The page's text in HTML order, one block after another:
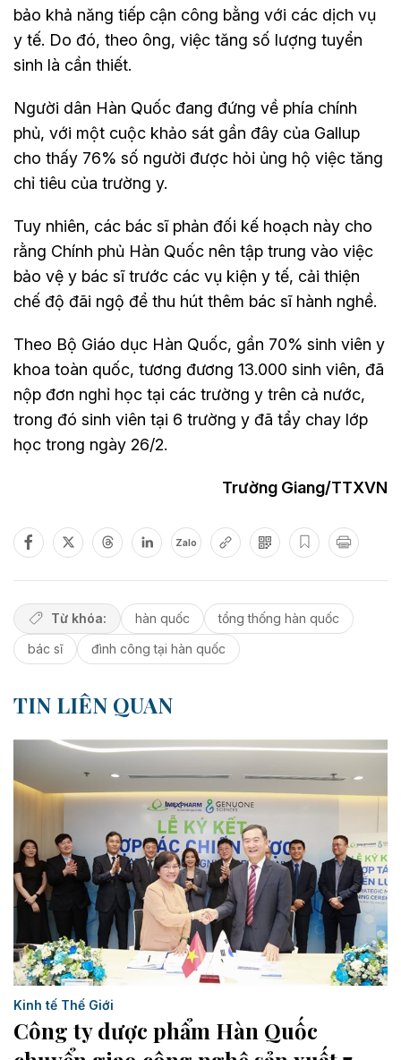
bảo khả năng tiếp cận công bằng với các dịch vụ
y tế. Do đó, theo ông, việc tăng số lượng tuyển
sinh là cần thiết.
Người dân Hàn Quốc đang đứng về phía chính
phủ, với một cuộc khảo sát gần đây của Gallup
cho thấy 76% số người được hỏi ủng hộ việc tăng
chỉ tiêu của trường y.
Tuy nhiên, các bác sĩ phản đối kế hoạch này cho
rằng Chính phủ Hàn Quốc nên tập trung vào việc
bảo vệ y bác sĩ trước các vụ kiện y tế, cải thiện
chế độ đãi ngộ để thu hút thêm bác sĩ hành nghề.
Theo Bộ Giáo dục Hàn Quốc, gần 70% sinh viên y
khoa toàn quốc, tương đương 13.000 sinh viên, đã
nộp đơn nghỉ học tại các trường y trên cả nước,
trong đó sinh viên tại 6 trường y đã tẩy chay lớp
học trong ngày 26/2.
Trường Giang/TTXVN
Zalo
Từ khóa: hàn quốc
tổng thống hàn quốc
bác sĩ
đình công tại hàn quốc
TIN LIÊN QUAN
Kinh tế Thế Giới
Công ty dược phẩm Hàn Quốc